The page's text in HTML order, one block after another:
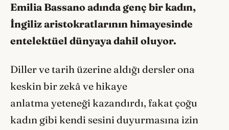
Emilia Bassano adında genç bir kadın,
İngiliz aristokratlarının himayesinde
entelektüel dünyaya dahil oluyor.
Diller ve tarih üzerine aldığı dersler ona
keskin bir zekâ ve hikaye
anlatma yeteneği kazandırdı, fakat çoğu
kadın gibi kendi sesini duyurmasına izin